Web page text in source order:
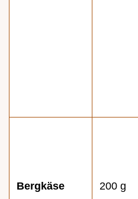
Bergkäse 200 g